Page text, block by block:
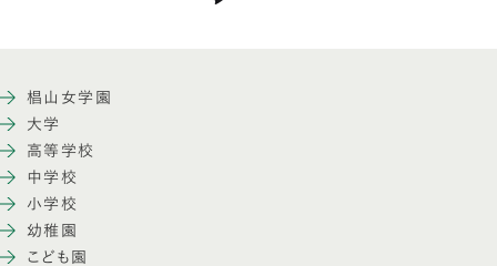
椙山女学園
大学
高等学校
中学校
小学校
幼稚園
こども園